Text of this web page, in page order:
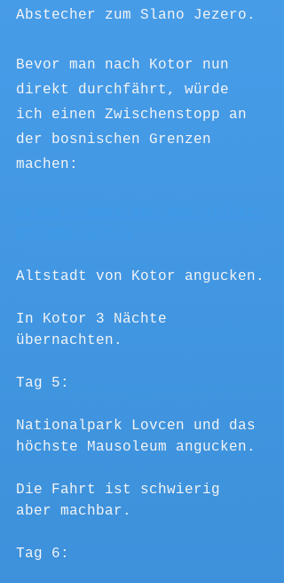
Abstecher zum Slano Jezero.
Bevor man nach Kotor nun
direkt durchfährt, würde
ich einen Zwischenstopp an
der bosnischen Grenzen
machen:
Altstadt von Kotor angucken.
In Kotor 3 Nächte
übernachten.
Tag 5:
Nationalpark Lovcen und das
höchste Mausoleum angucken.
Die Fahrt ist schwierig
aber machbar.
Tag 6: